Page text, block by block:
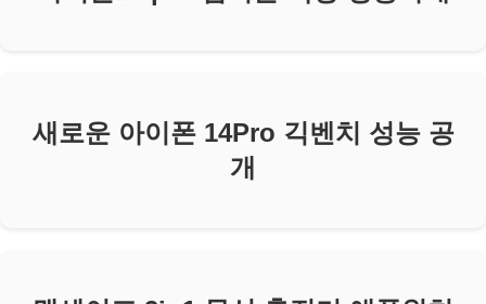
새로운 아이폰 14Pro 긱벤치 성능 공
개